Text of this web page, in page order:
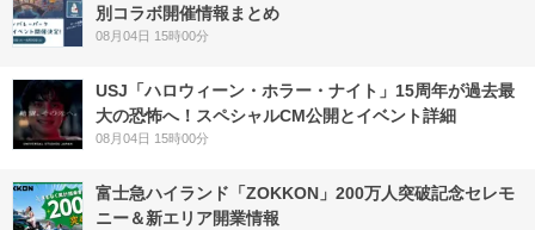
別コラボ開催情報まとめ
08月04日 15時00分
USJ「ハロウィーン・ホラー・ナイト」15周年が過去最
大の恐怖へ！スペシャルCM公開とイベント詳細
08月04日 15時00分
富士急ハイランド「ZOKKON」200万人突破記念セレモ
ニー＆新エリア開業情報